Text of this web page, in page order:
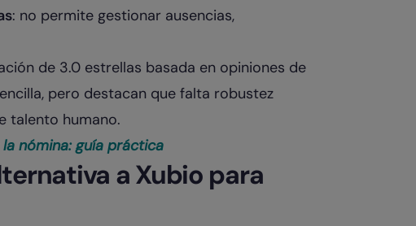
: no permite gestionar ausencias,
de 3.0 estrellas basada en opiniones de
pero destacan que falta robustez
talento humano.
nómina: guía práctica
a Xubio para